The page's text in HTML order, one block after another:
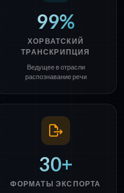
99%
ХОРВАТСКИЙ
ТРАНСКРИПЦИЯ
Ведущее в отрасли
распознавание речи
30+
ФОРМАТЫ ЭКСПОРТА